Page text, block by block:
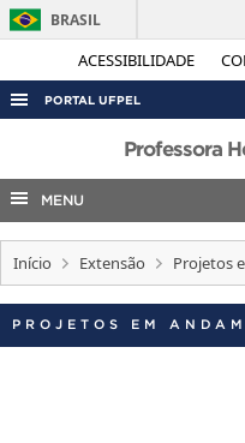
ACESSIBILIDADE
BRASIL
PORTAL UFPEL
ACESSO À INFORMAÇÃO
AUDITORIA
COBALTO
CONCURSOS
EDITAIS
INTERNACIONAL
Professora
MENU
Início Extensão Projetos
PROJETOS EM